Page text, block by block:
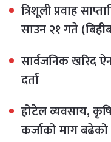
त्रिशूली प्रवाह
साउन २१ गते
सार्वजनिक खरिद
दर्ता
होटेल व्यवसाय,
कर्जाको माग